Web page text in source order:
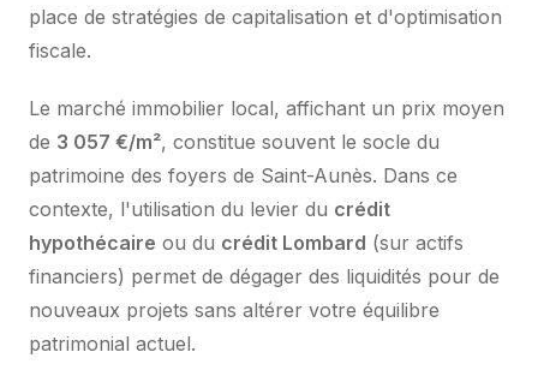
place de stratégies de capitalisation et d'optimisation
fiscale.
Le marché immobilier local, affichant un prix moyen
de 3 057 €/m², constitue souvent le socle du
patrimoine des foyers de Saint-Aunès. Dans ce
contexte, l'utilisation du levier du crédit
hypothécaire ou du crédit Lombard (sur actifs
financiers) permet de dégager des liquidités pour de
nouveaux projets sans altérer votre équilibre
patrimonial actuel.